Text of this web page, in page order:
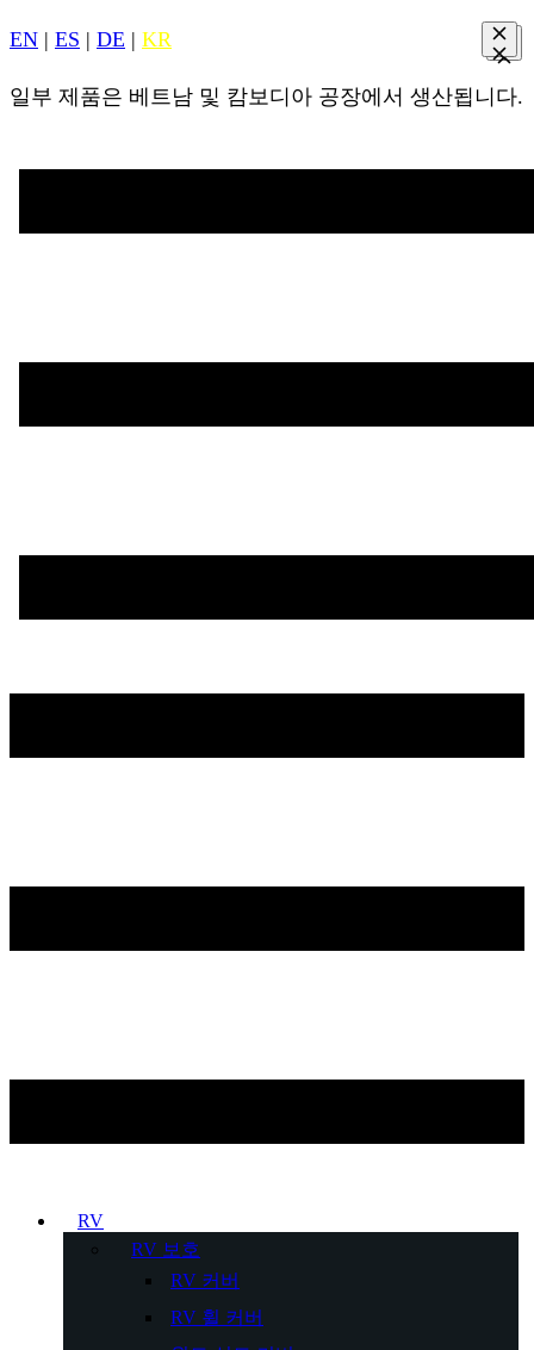
EN | ES | DE | KR
일부 제품은 베트남 및 캄보디아 공장에서 생산됩니다.
RV
RV 보호
RV 커버
RV 휠 커버